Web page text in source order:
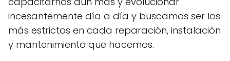
incesantemente día a día y buscamos ser los
más estrictos en cada reparación, instalación
y mantenimiento que hacemos.